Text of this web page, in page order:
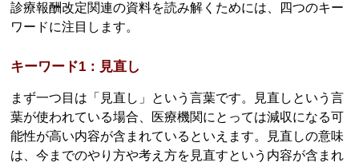
診療報酬改定関連の資料を読み解くためには、四つのキー
ワードに注目します。
キーワード1：見直し
まず一つ目は「見直し」という言葉です。見直しという言
葉が使われている場合、医療機関にとっては減収になる可
能性が高い内容が含まれているといえます。見直しの意味
は、今までのやり方や考え方を見直すという内容が含まれ